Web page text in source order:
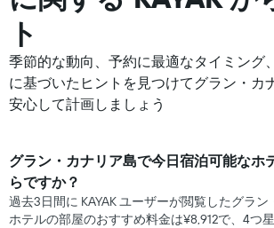
ト
季節的な動向、予約に最適なタイミング
に基づいたヒントを見つけてグラン・カ
安心して計画しましょう
グラン・カナリア島​で​今日宿泊可能な​ホ
らですか？
過去3日間に KAYAK ユーザーが閲覧したグラ
ホテル​の部屋のおすすめ料金は¥8,912で、4つ